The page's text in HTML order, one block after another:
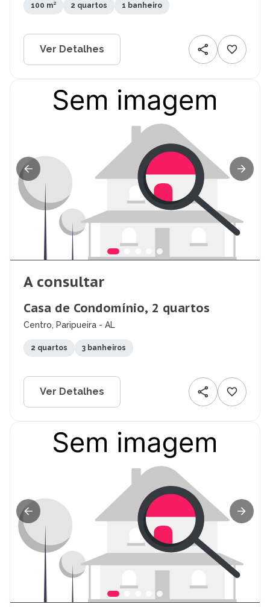
100 m² 2 quartos 1 banheiro
Ver Detalhes
A consultar
Casa de Condomínio, 2 quartos
Centro, Paripueira - AL
2 quartos 3 banheiros
Ver Detalhes